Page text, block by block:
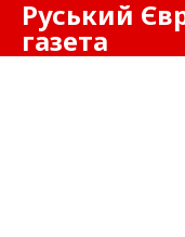
Руський
газета